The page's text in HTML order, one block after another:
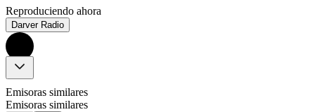
Reproduciendo ahora
Darver Radio
Emisoras similares
Emisoras similares